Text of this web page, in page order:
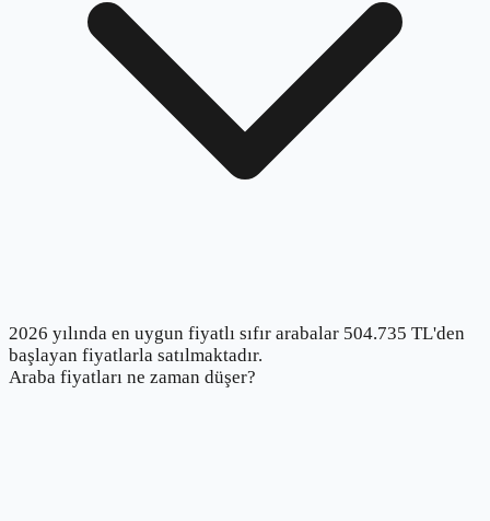
2026 yılında en uygun fiyatlı sıfır arabalar 504.735 TL'den
başlayan fiyatlarla satılmaktadır.
Araba fiyatları ne zaman düşer?